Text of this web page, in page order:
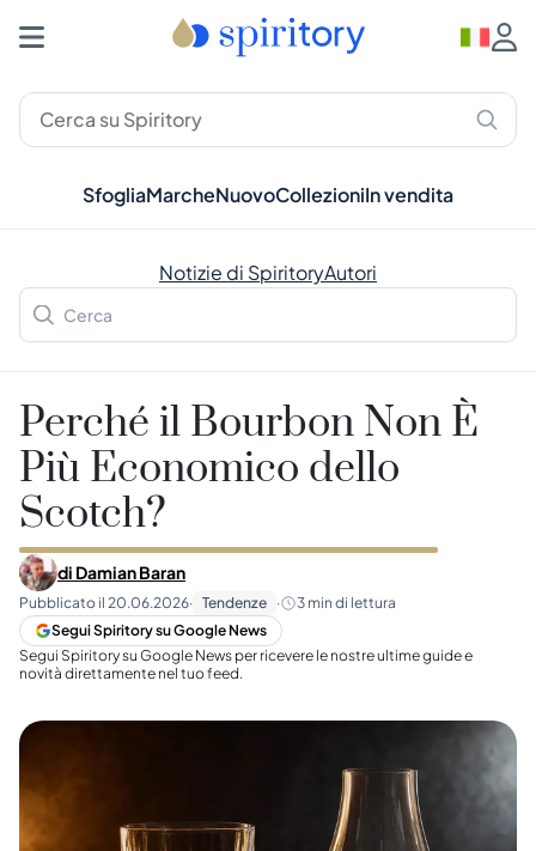
SfogliaMarcheNuovoCollezioniIn vendita
Notizie di SpiritoryAutori
Perché il Bourbon Non È
Più Economico dello
Scotch?
di Damian Baran
Pubblicato il 20.06.2026· Tendenze · 3 min di lettura
Segui Spiritory su Google News
Segui Spiritory su Google News per ricevere le nostre ultime guide e
novità direttamente nel tuo feed.